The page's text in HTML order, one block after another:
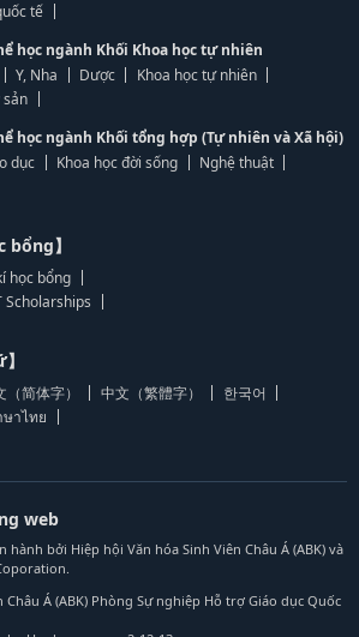
tế
học ngành Khối Khoa học tự nhiên
Y, Nha Dược
Khoa học tự nhiên
sản
học ngành Khối tổng hợp (Tự nhiên và Xã hội)
dục
Khoa học đời sống
Nghệ thuật
】
học bổng
Scholarships
（简体字） 中文（繁體字）
한국어
าไทย
web
hành bởi Hiệp hội Văn hóa Sinh Viên Châu Á (ABK) và
Châu Á (ABK) Phòng Sự nghiệp Hỗ trợ Giáo dục Quốc